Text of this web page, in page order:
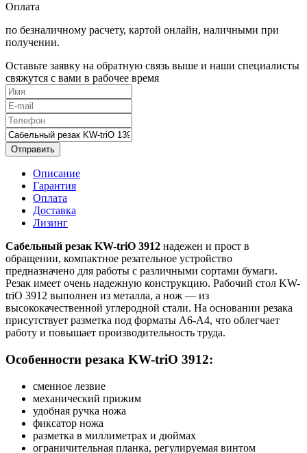
Оплата
по безналичному расчету, картой онлайн, наличными при
получении.
Оставьте заявку на обратную связь выше и наши специалисты
свяжутся с вами в рабочее время
Отправить
Описание
Гарантия
Оплата
Доставка
Лизинг
Сабельный резак KW-triO 3912 надежен и прост в
обращении, компактное резательное устройство
предназначено для работы с различными сортами бумаги.
Резак имеет очень надежную конструкцию. Рабочий стол KW-
triO 3912 выполнен из металла, а нож — из
высококачественной углеродной стали. На основании резака
присутствует разметка под форматы А6-А4, что облегчает
работу и повышает производительность труда.
Особенности резака KW-triO 3912:
сменное лезвие
механический прижим
удобная ручка ножа
фиксатор ножа
разметка в миллиметрах и дюймах
ограничительная планка, регулируемая винтом